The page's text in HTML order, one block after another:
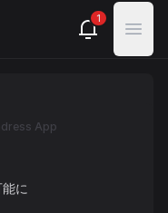
1
Open
App
に